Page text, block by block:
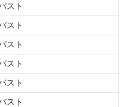
スト
スト
スト
スト
スト
スト